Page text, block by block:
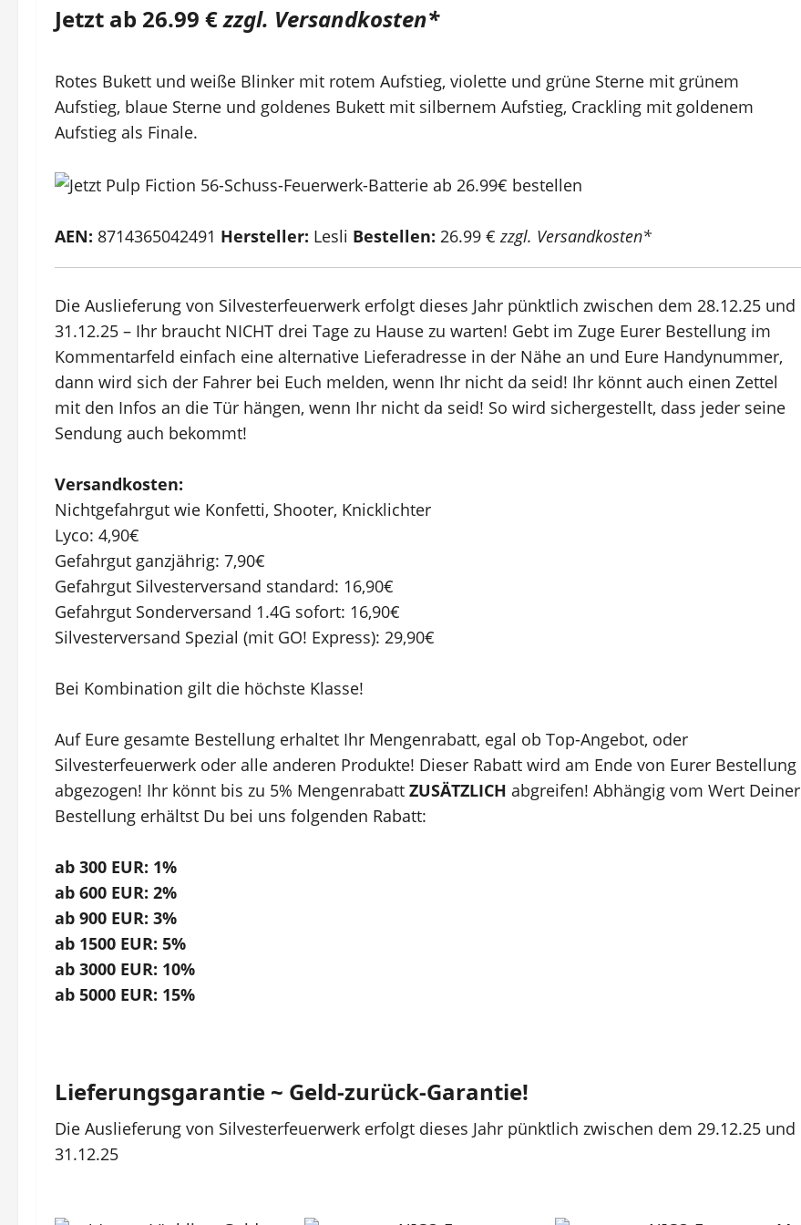
Jetzt ab 26.99 €zzgl. Versandkosten*
Rotes Bukett und weiße Blinker mit rotem Aufstieg, violette und grüne Sterne mit grünem
Aufstieg, blaue Sterne und goldenes Bukett mit silbernem Aufstieg, Crackling mit goldenem
Aufstieg als Finale.
AEN: 8714365042491 Hersteller: Lesli Bestellen: 26.99 € zzgl. Versandkosten*
Die Auslieferung von Silvesterfeuerwerk erfolgt dieses Jahr pünktlich zwischen dem 28.12.25 und
31.12.25 – Ihr braucht NICHT drei Tage zu Hause zu warten! Gebt im Zuge Eurer Bestellung im
Kommentarfeld einfach eine alternative Lieferadresse in der Nähe an und Eure Handynummer,
dann wird sich der Fahrer bei Euch melden, wenn Ihr nicht da seid! Ihr könnt auch einen Zettel
mit den Infos an die Tür hängen, wenn Ihr nicht da seid! So wird sichergestellt, dass jeder seine
Sendung auch bekommt!
Versandkosten:
Nichtgefahrgut wie Konfetti, Shooter, Knicklichter
Lyco: 4,90€
Gefahrgut ganzjährig: 7,90€
Gefahrgut Silvesterversand standard: 16,90€
Gefahrgut Sonderversand 1.4G sofort: 16,90€
Silvesterversand Spezial (mit GO! Express): 29,90€
Bei Kombination gilt die höchste Klasse!
Auf Eure gesamte Bestellung erhaltet Ihr Mengenrabatt, egal ob Top-Angebot, oder
Silvesterfeuerwerk oder alle anderen Produkte! Dieser Rabatt wird am Ende von Eurer Bestellung
abgezogen! Ihr könnt bis zu 5% Mengenrabatt ZUSÄTZLICH abgreifen! Abhängig vom Wert Deiner
Bestellung erhältst Du bei uns folgenden Rabatt:
ab 300 EUR: 1%
ab 600 EUR: 2%
ab 900 EUR: 3%
ab 1500 EUR: 5%
ab 3000 EUR: 10%
ab 5000 EUR: 15%
Lieferungsgarantie ~ Geld-zurück-Garantie!
Die Auslieferung von Silvesterfeuerwerk erfolgt dieses Jahr pünktlich zwischen dem 29.12.25 und
31.12.25